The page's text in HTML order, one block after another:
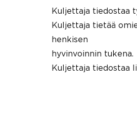
Kuljettaja tiedostaa
Kuljettaja tietää
henkisen
hyvinvoinnin tukena.
Kuljettaja tiedostaa